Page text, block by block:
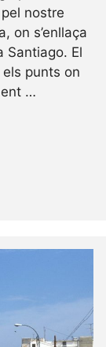
nostre
on s’enllaça
Santiago. El
punts on
…